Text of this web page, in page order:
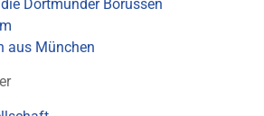
Dortmunder Borussen
aus München